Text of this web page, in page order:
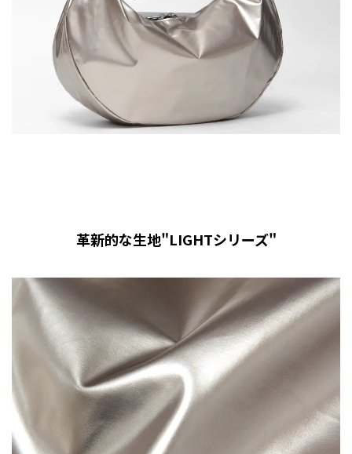
革新的な生地"LIGHTシリーズ"